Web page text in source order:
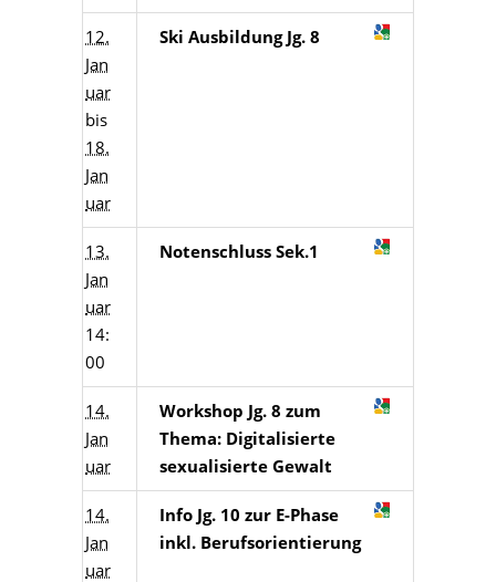
12.
Jan
uar
bis
18.
Jan
uar
Ski Ausbildung Jg. 8
13.
Jan
uar
14:
00
Notenschluss Sek.1
14.
Jan
uar
Workshop Jg. 8 zum
Thema: Digitalisierte
sexualisierte Gewalt
14.
Jan
uar
Info Jg. 10 zur E-Phase
inkl. Berufsorientierung